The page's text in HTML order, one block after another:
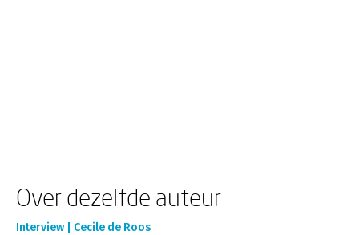
Over dezelfde auteur
Interview | Cecile de Roos